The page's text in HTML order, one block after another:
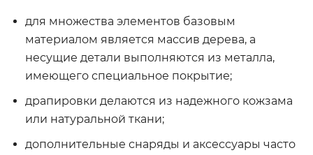
для множества элементов базовым
материалом является массив дерева, а
несущие детали выполняются из металла,
имеющего специальное покрытие;
драпировки делаются из надежного кожзама
или натуральной ткани;
дополнительные снаряды и аксессуары часто